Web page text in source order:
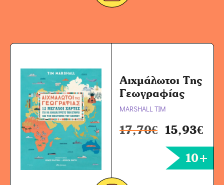
Αιχμάλωτοι Της
Γεωγραφίας
MARSHALL TIM
17,70€ 15,93€
10+